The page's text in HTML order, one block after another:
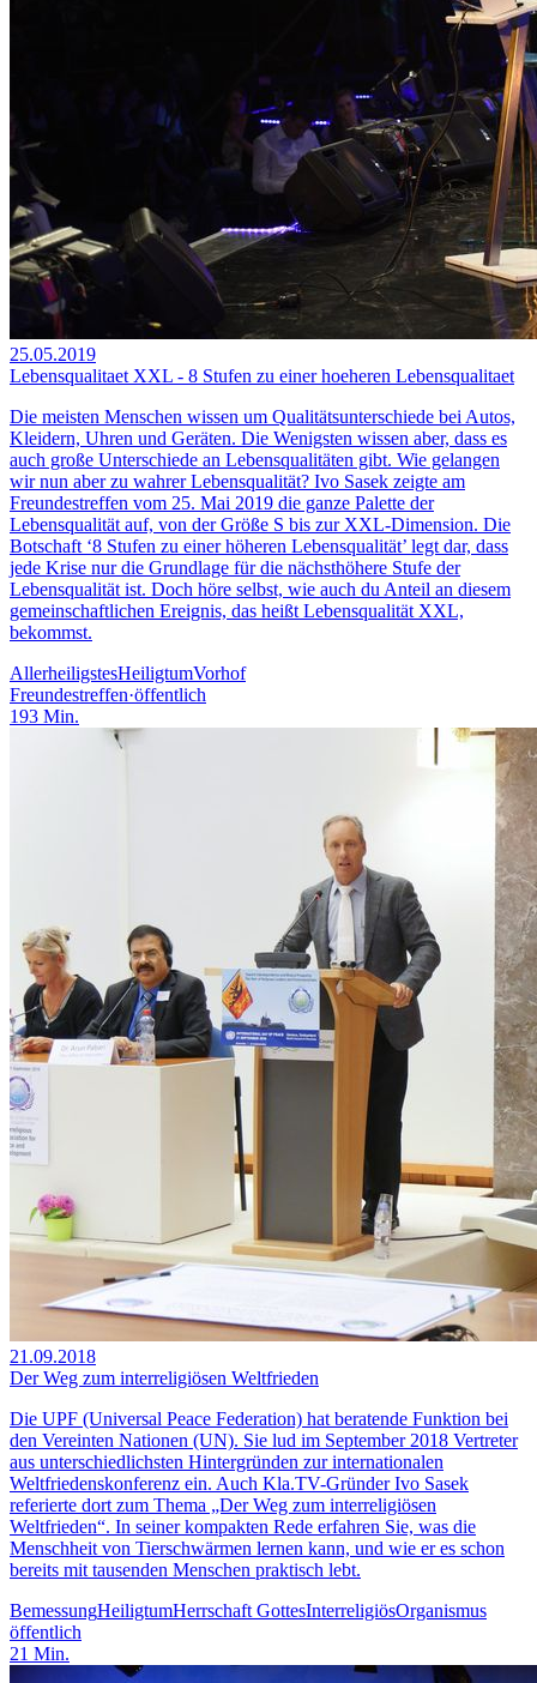
25.05.2019
Lebensqualitaet XXL - 8 Stufen zu einer hoeheren Lebensqualitaet
Die meisten Menschen wissen um Qualitätsunterschiede bei Autos,
Kleidern, Uhren und Geräten. Die Wenigsten wissen aber, dass es
auch große Unterschiede an Lebensqualitäten gibt. Wie gelangen
wir nun aber zu wahrer Lebensqualität? Ivo Sasek zeigte am
Freundestreffen vom 25. Mai 2019 die ganze Palette der
Lebensqualität auf, von der Größe S bis zur XXL-Dimension. Die
Botschaft ‘8 Stufen zu einer höheren Lebensqualität’ legt dar, dass
jede Krise nur die Grundlage für die nächsthöhere Stufe der
Lebensqualität ist. Doch höre selbst, wie auch du Anteil an diesem
gemeinschaftlichen Ereignis, das heißt Lebensqualität XXL,
bekommst.
AllerheiligstesHeiligtumVorhof
Freundestreffen·öffentlich
193 Min.
21.09.2018
Der Weg zum interreligiösen Weltfrieden
Die UPF (Universal Peace Federation) hat beratende Funktion bei
den Vereinten Nationen (UN). Sie lud im September 2018 Vertreter
aus unterschiedlichsten Hintergründen zur internationalen
Weltfriedenskonferenz ein. Auch Kla.TV-Gründer Ivo Sasek
referierte dort zum Thema „Der Weg zum interreligiösen
Weltfrieden“. In seiner kompakten Rede erfahren Sie, was die
Menschheit von Tierschwärmen lernen kann, und wie er es schon
bereits mit tausenden Menschen praktisch lebt.
BemessungHeiligtumHerrschaft GottesInterreligiösOrganismus
öffentlich
21 Min.